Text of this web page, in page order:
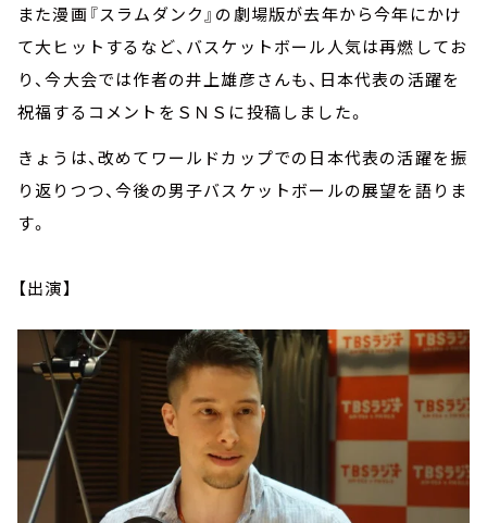
また漫画『スラムダンク』の劇場版が去年から今年にかけ
て大ヒットするなど、バスケットボール人気は再燃してお
り、今大会では作者の井上雄彦さんも、日本代表の活躍を
祝福するコメントをＳＮＳに投稿しました。
きょうは、改めてワールドカップでの日本代表の活躍を振
り返りつつ、今後の男子バスケットボールの展望を語りま
す。
【出演】